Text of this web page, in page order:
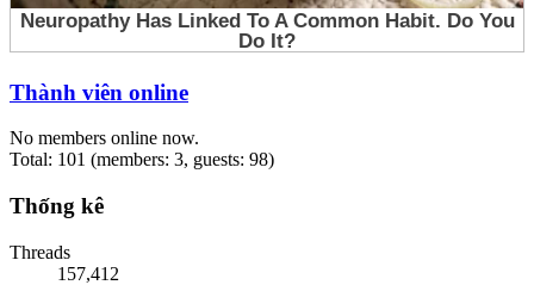
Thành viên online
No members online now.
Total: 101 (members: 3, guests: 98)
Thống kê
Threads
157,412